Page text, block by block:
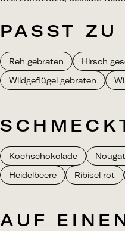
PASST ZU
Reh gebraten Hirsch
Wildgeflügel gebraten
Kochschokolade Nougat
Heidelbeere
Ribisel rot
AUF